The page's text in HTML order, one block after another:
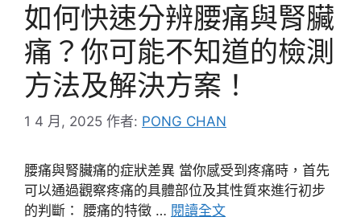
如何快速分辨腰痛與腎臟
痛？你可能不知道的檢測
方法及解決方案！
1 4 月, 2025 作者: PONG CHAN
腰痛與腎臟痛的症狀差異 當你感受到疼痛時，首先
可以通過觀察疼痛的具體部位及其性質來進行初步
的判斷： 腰痛的特徵 … 閱讀全文